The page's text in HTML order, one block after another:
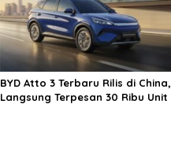
BYD Atto 3 Terbaru Rilis di China,
Langsung Terpesan 30 Ribu Unit